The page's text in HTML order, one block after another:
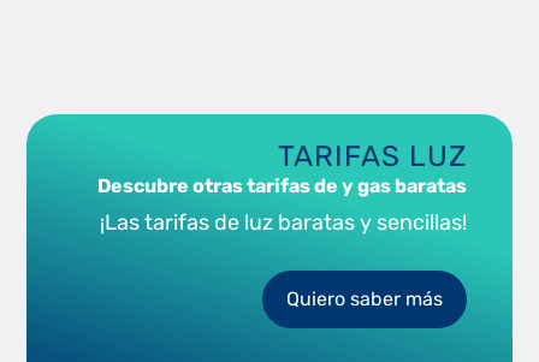
TARIFAS LUZ
Descubre otras tarifas de y gas baratas
¡Las tarifas de luz baratas y sencillas!
Quiero saber más